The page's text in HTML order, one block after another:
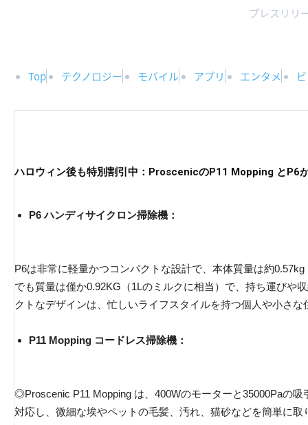
プレスリリ
Top テクノロジー モバイル アプリ エンタメ
ハロウィン後も特別割引中：ProscenicのP11 Mopping とP6
P6 ハンディサイクロン掃除機：
P6は非常に軽量かつコンパクトな設計で、本体質量は約
でも質量は僅か0.92KG（1Lのミルクに相当）で、持ち運びや
クトなデザインは、忙しいライフスタイルを持つ個人や小さ
P11 Mopping コードレス掃除機：
◎Proscenic P11 Mopping は、400Wのモーターと35000Paの
対応し、微細な埃やペットの毛髪、汚れ、猫砂などを簡単に取